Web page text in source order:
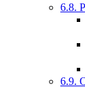
6.8.
6.9.